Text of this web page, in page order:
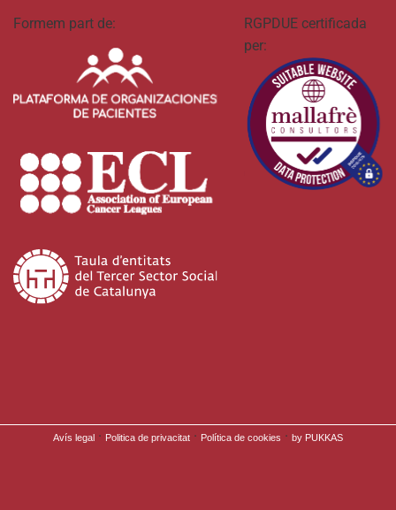
Formem part de:
RGPDUE certificada
per:
Avís legal · Politica de privacitat · Política de cookies · by PUKKAS